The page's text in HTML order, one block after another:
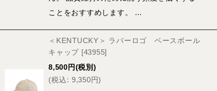
ことをおすすめします。 …
＜KENTUCKY＞ ラバーロゴ ベースボール
キャップ [43955]
8,500 円(税別)
(税込: 9,350円)